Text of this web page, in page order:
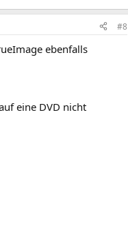
#8
ebenfalls
eine DVD nicht